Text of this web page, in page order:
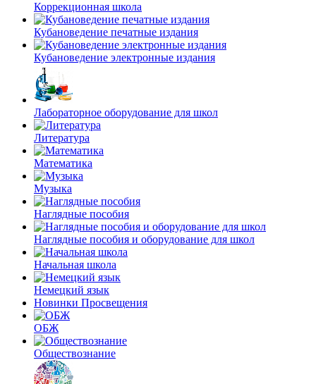
Коррекционная школа
Кубановедение печатные издания
Кубановедение электронные издания
Лабораторное оборудование для школ
Литература
Математика
Музыка
Наглядные пособия
Наглядные пособия и оборудование для школ
Начальная школа
Немецкий язык
Новинки Просвещения
ОБЖ
Обществознание